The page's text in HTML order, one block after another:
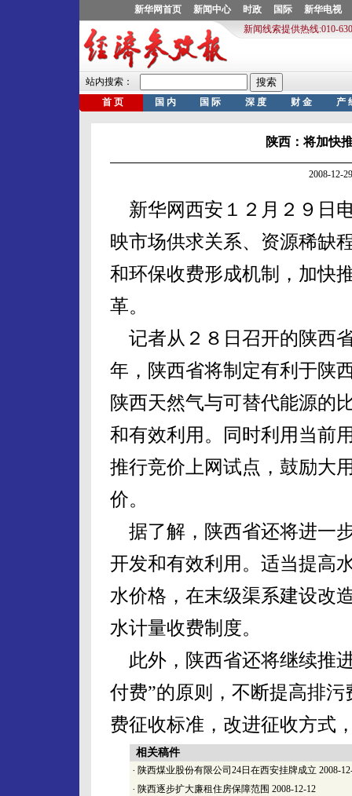
陕西：将加快
2008-12-
新华网西安１２月２９日
映市场供求关系、资源稀缺
和环保收费形成机制，加快
革。
记者从２８日召开的陕西
年，陕西省将制定有利于陕
陕西天然气与可替代能源的
和有效利用。同时利用当前
推行竞价上网试点，鼓励大
价。
据了解，陕西省还将进一
开发和有效利用。适当提高
水价格，在末级渠系建设改
水计量收费制度。
此外，陕西省还将继续推
付费”的原则，不断提高排
费征收标准，改进征收方式
相关稿件
· 陕西煤业股份有限公司24日在西安挂牌成立 2008-
· 陕西逐步扩大廉租住房保障范围 2008-12-12